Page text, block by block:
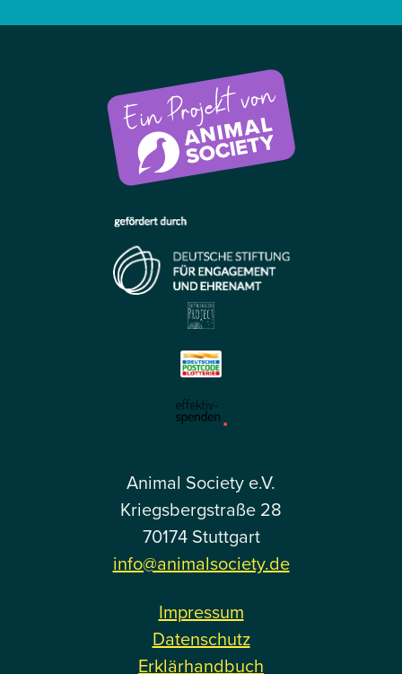
Animal Society e.V.
Kriegsbergstraße 28
70174 Stuttgart
info@animalsociety.de
Impressum
Datenschutz
Erklärhandbuch